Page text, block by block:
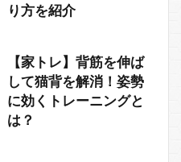
り方を紹介
【家トレ】背筋を伸ば
して猫背を解消！姿勢
に効くトレーニングと
は？